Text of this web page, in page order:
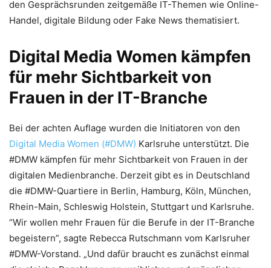
den Gesprächsrunden zeitgemäße IT-Themen wie Online-
Handel, digitale Bildung oder Fake News thematisiert.
Digital Media Women kämpfen
für mehr Sichtbarkeit von
Frauen in der IT-Branche
Bei der achten Auflage wurden die Initiatoren von den
Digital Media Women (#DMW) Karlsruhe unterstützt. Die
#DMW kämpfen für mehr Sichtbarkeit von Frauen in der
digitalen Medienbranche. Derzeit gibt es in Deutschland
die #DMW-Quartiere in Berlin, Hamburg, Köln, München,
Rhein-Main, Schleswig Holstein, Stuttgart und Karlsruhe.
“Wir wollen mehr Frauen für die Berufe in der IT-Branche
begeistern”, sagte Rebecca Rutschmann vom Karlsruher
#DMW-Vorstand. „Und dafür braucht es zunächst einmal